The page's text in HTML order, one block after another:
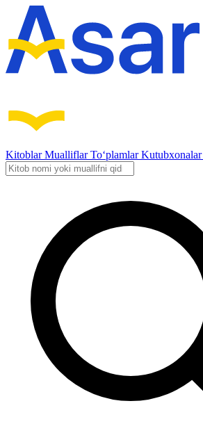
KitoblarMualliflarTo‘plamlarKutubxonalar